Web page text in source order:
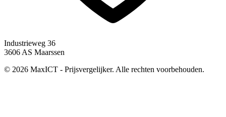
Industrieweg 36
3606 AS Maarssen
© 2026 MaxICT - Prijsvergelijker. Alle rechten voorbehouden.